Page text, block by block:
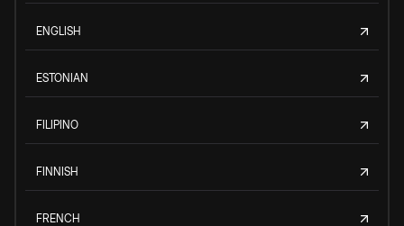
ENGLISH
ESTONIAN
FILIPINO
FINNISH
FRENCH